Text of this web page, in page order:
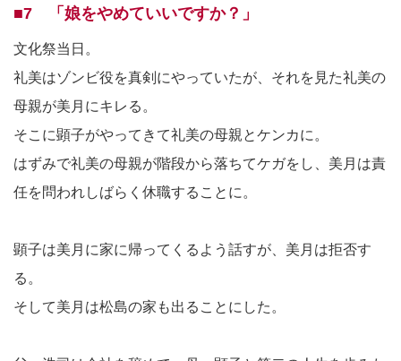
■7 「娘をやめていいですか？」
文化祭当日。
礼美はゾンビ役を真剣にやっていたが、それを見た礼美の
母親が美月にキレる。
そこに顕子がやってきて礼美の母親とケンカに。
はずみで礼美の母親が階段から落ちてケガをし、美月は責
任を問われしばらく休職することに。
顕子は美月に家に帰ってくるよう話すが、美月は拒否す
る。
そして美月は松島の家も出ることにした。